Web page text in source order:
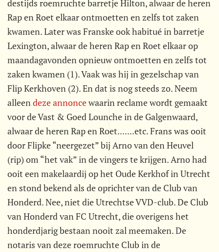
destijds roemruchte barretje Hilton, alwaar de heren
Rap en Roet elkaar ontmoetten en zelfs tot zaken
kwamen. Later was Franske ook habitué in barretje
Lexington, alwaar de heren Rap en Roet elkaar op
maandagavonden opnieuw ontmoetten en zelfs tot
zaken kwamen (1). Vaak was hij in gezelschap van
Flip Kerkhoven (2). En dat is nog steeds zo. Neem
alleendeze annoncewaarin reclame wordt gemaakt
voor de Vast & Goed Lounche in de Galgenwaard,
alwaar de heren Rap en Roet.......etc. Frans was ooit
door Flipke “neergezet” bij Arno van den Heuvel
(rip) om “het vak” in de vingers te krijgen. Arno had
ooit een makelaardij op het Oude Kerkhof in Utrecht
en stond bekend als de oprichter van de Club van
Honderd. Nee, niet die Utrechtse VVD-club. De Club
van Honderd van FC Utrecht, die overigens het
honderdjarig bestaan nooit zal meemaken. De
notaris van deze roemruchte Club in de